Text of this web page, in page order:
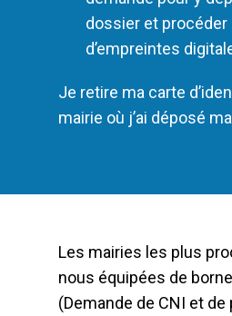
dossier et procéder
d’empreintes
Je retire ma carte
mairie où j’ai déposé
Les mairies les plus
nous équipées de
(Demande de CNI et